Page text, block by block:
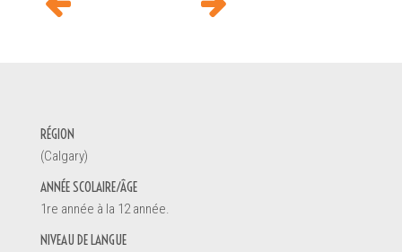
Votre nom *
RÉGION
(Calgary)
ANNÉE SCOLAIRE/ÂGE
1re année à la 12 année.
NIVEAU DE LANGUE